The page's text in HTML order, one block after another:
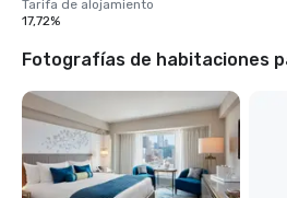
Tarifa de alojamiento
17,72%
Fotografías de habitaciones